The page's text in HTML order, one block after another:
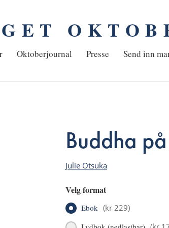
Oktoberjournal Presse Send inn
Buddha
Julie Otsuka
Velg format
Ebok (kr 229)